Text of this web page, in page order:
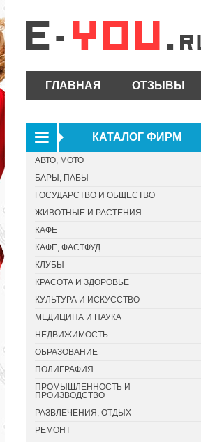
ГЛАВНАЯ ОТЗЫВЫ
КАТАЛОГ ФИРМ
АВТО, МОТО
БАРЫ, ПАБЫ
ГОСУДАРСТВО И ОБЩЕСТВО
ЖИВОТНЫЕ И РАСТЕНИЯ
КАФЕ
КАФЕ, ФАСТФУД
КЛУБЫ
КРАСОТА И ЗДОРОВЬЕ
КУЛЬТУРА И ИСКУССТВО
МЕДИЦИНА И НАУКА
НЕДВИЖИМОСТЬ
ОБРАЗОВАНИЕ
ПОЛИГРАФИЯ
ПРОМЫШЛЕННОСТЬ И
ПРОИЗВОДСТВО
РАЗВЛЕЧЕНИЯ, ОТДЫХ
РЕМОНТ